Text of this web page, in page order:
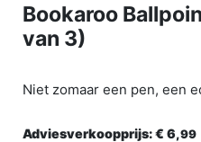
Bookaroo
van 3)
Niet zomaar een pen, een
Adviesverkoopprijs:€ 6,99